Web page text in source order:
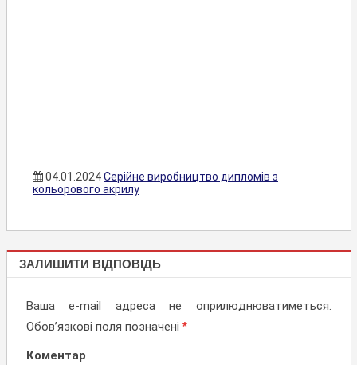
04.01.2024Серійне виробництво дипломів з
кольорового акрилу
ДИПЛОМИ
ІЗ
ІЗ АКРИЛА
ЗАЛИШИТИ ВІДПОВІДЬ
Ваша e-mail адреса не оприлюднюватиметься.
Обов’язкові поля позначені *
Коментар